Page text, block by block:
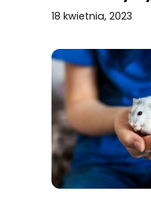
zalecenia
18 kwietnia, 2023